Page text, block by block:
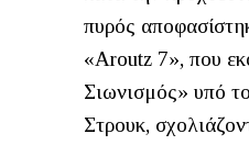
πυρός
«Aroutz 7», που
Σιωνισμός» υπό
Στρουκ,